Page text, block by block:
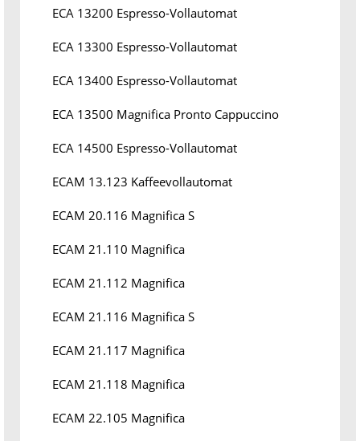
ECA 13200 Espresso-Vollautomat
ECA 13300 Espresso-Vollautomat
ECA 13400 Espresso-Vollautomat
ECA 13500 Magnifica Pronto Cappuccino
ECA 14500 Espresso-Vollautomat
ECAM 13.123 Kaffeevollautomat
ECAM 20.116 Magnifica S
ECAM 21.110 Magnifica
ECAM 21.112 Magnifica
ECAM 21.116 Magnifica S
ECAM 21.117 Magnifica
ECAM 21.118 Magnifica
ECAM 22.105 Magnifica